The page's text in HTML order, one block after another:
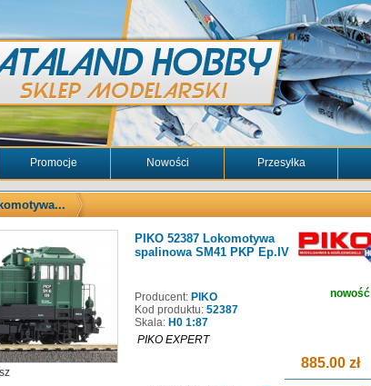
Promocje Nowości Przesyłka
PIKO 52387 Lokomotywa
spalinowa SM41 PKP Ep.IV
Producent: PIKO
Kod produktu: 52387
Skala: H0 1:87
PIKO EXPERT
885.00 zł
nowość